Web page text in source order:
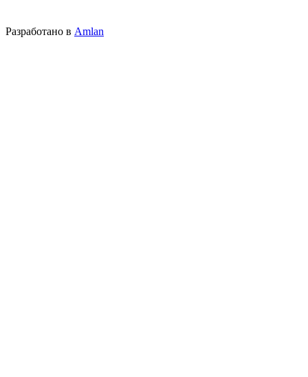
Разработано в Amlan